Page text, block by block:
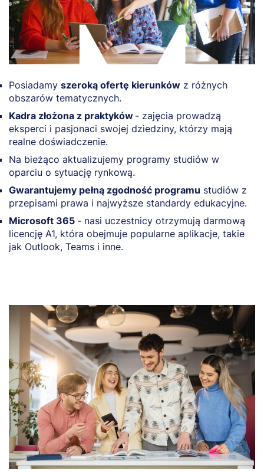
Posiadamy szeroką ofertę kierunków z różnych
obszarów tematycznych.
Kadra złożona z praktyków - zajęcia prowadzą
eksperci i pasjonaci swojej dziedziny, którzy mają
realne doświadczenie.
Na bieżąco aktualizujemy programy studiów w
oparciu o sytuację rynkową.
Gwarantujemy pełną zgodność programu studiów z
przepisami prawa i najwyższe standardy edukacyjne.
Microsoft 365 - nasi uczestnicy otrzymują darmową
licencję A1, która obejmuje popularne aplikacje, takie
jak Outlook, Teams i inne.